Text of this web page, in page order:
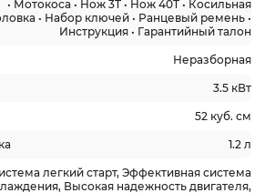
• Мотокоса • Нож 3T • Нож 40T • Косильная
• Набор ключей • Ранцевый ремень •
Инструкция • Гарантийный талон
Неразборная
3.5 кВт
52 куб. см
1.2 л
легкий старт, Эффективная система
Высокая надежность двигателя,